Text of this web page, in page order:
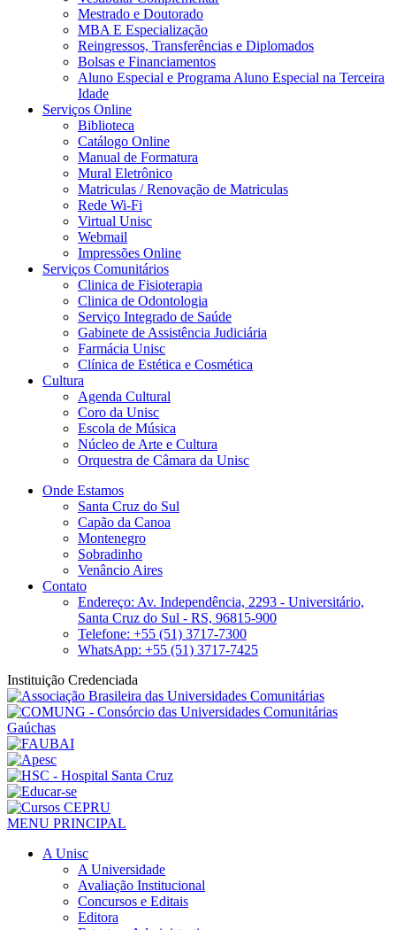
Mestrado e Doutorado
MBA E Especialização
Reingressos, Transferências e Diplomados
Bolsas e Financiamentos
Aluno Especial e Programa Aluno Especial na Terceira
Idade
Serviços Online
Biblioteca
Catálogo Online
Manual de Formatura
Mural Eletrônico
Matriculas / Renovação de Matriculas
Rede Wi-Fi
Virtual Unisc
Webmail
Impressões Online
Serviços Comunitários
Clinica de Fisioterapia
Clinica de Odontologia
Serviço Integrado de Saúde
Gabinete de Assistência Judiciária
Farmácia Unisc
Clínica de Estética e Cosmética
Cultura
Agenda Cultural
Coro da Unisc
Escola de Música
Núcleo de Arte e Cultura
Orquestra de Câmara da Unisc
Onde Estamos
Santa Cruz do Sul
Capão da Canoa
Montenegro
Sobradinho
Venâncio Aires
Contato
Endereço: Av. Independência, 2293 - Universitário,
Santa Cruz do Sul - RS, 96815-900
Telefone: +55 (51) 3717-7300
WhatsApp: +55 (51) 3717-7425
Instituição Credenciada
MENU PRINCIPAL
A Unisc
A Universidade
Avaliação Institucional
Concursos e Editais
Editora